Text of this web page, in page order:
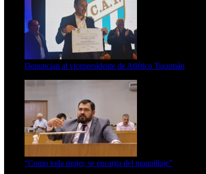
Denuncian al vicepresidente de Atlético Tucumán
“Como toda mujer, se encarga del maquillaje”